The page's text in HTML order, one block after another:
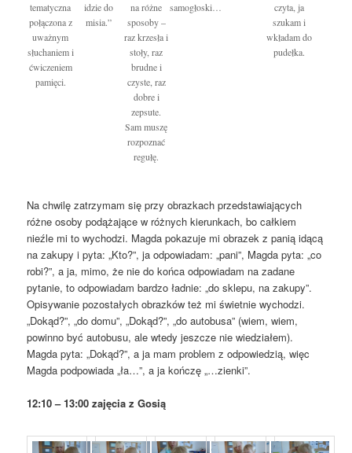
tematyczna
połączona z
uważnym
słuchaniem i
ćwiczeniem
pamięci.
idzie do
misia.”
na różne
sposoby –
raz krzesła i
stoły, raz
brudne i
czyste, raz
dobre i
zepsute.
Sam muszę
rozpoznać
regułę.
samogłoski…
czyta, ja
szukam i
wkładam do
pudełka.
Na chwilę zatrzymam się przy obrazkach przedstawiających
różne osoby podążające w różnych kierunkach, bo całkiem
nieźle mi to wychodzi. Magda pokazuje mi obrazek z panią idącą
na zakupy i pyta: „Kto?”, ja odpowiadam: „pani”, Magda pyta: „co
robi?”, a ja, mimo, że nie do końca odpowiadam na zadane
pytanie, to odpowiadam bardzo ładnie: „do sklepu, na zakupy”.
Opisywanie pozostałych obrazków też mi świetnie wychodzi.
„Dokąd?”, „do domu”, „Dokąd?”, „do autobusa” (wiem, wiem,
powinno być autobusu, ale wtedy jeszcze nie wiedziałem).
Magda pyta: „Dokąd?”, a ja mam problem z odpowiedzią, więc
Magda podpowiada „ła…”, a ja kończę „…zienki”.
12:10 – 13:00 zajęcia z Gosią